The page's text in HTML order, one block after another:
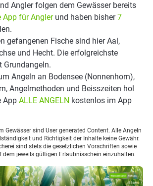
Angler folgen dem Gewässer bereits
App für Anglerund haben bisher7
gefangenen Fische sind hier Aal,
und Hecht. Die erfolgreichste
Grundangeln.
Angeln an Bodensee (Nonnenhorn),
Angelmethoden und Beisszeiten hol
App ALLE ANGELN kostenlos im App
Gewässer sind User generated Content. Alle Angeln
und Richtigkeit der Inhalte keine Gewähr.
sind stets die gesetzlichen Vorschriften sowie
dem jeweils gültigen Erlaubnisschein einzuhalten.